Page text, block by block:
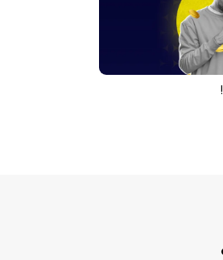
خرید و فروش طلای آب‌شده و نقره است که با
ساده و شفاف از سرمایه‌گذاری آنلاین فراهم می‌کند.
افرادی است که به دنبال مدیریت هوشمندانه
هستند. این برنامه را از سیب ایرانی دانلود